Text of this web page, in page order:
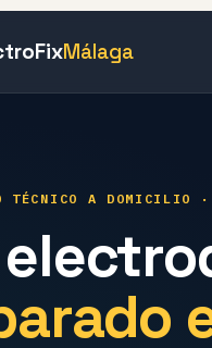
Málaga
TÉCNICO A DOMICILIO ·